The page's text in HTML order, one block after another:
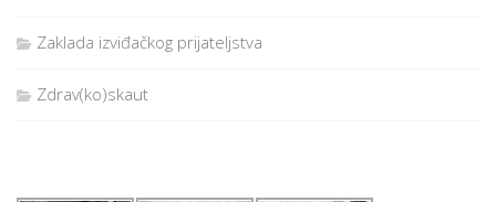
Zaklada izviđačkog prijateljstva
Zdrav(ko)skaut